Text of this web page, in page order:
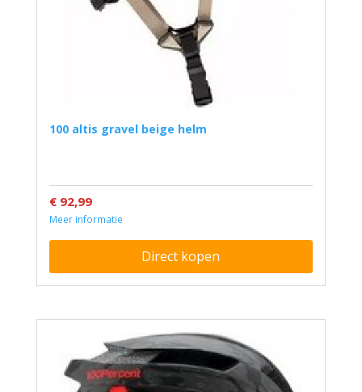
100 altis gravel beige helm
€ 92,99
Meer informatie
Direct kopen